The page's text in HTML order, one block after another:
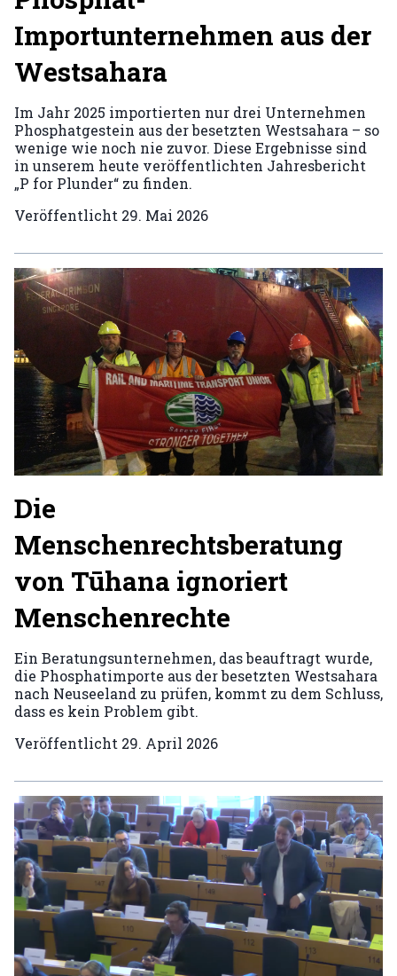
Importunternehmen aus der
Westsahara
Im Jahr 2025 importierten nur drei Unternehmen
Phosphatgestein aus der besetzten Westsahara – so
wenige wie noch nie zuvor. Diese Ergebnisse sind
in unserem heute veröffentlichten Jahresbericht
„P for Plunder“ zu finden.
Veröffentlicht 29. Mai 2026
Die
Menschenrechtsberatung
von Tūhana ignoriert
Menschenrechte
Ein Beratungsunternehmen, das beauftragt wurde,
die Phosphatimporte aus der besetzten Westsahara
nach Neuseeland zu prüfen, kommt zu dem Schluss,
dass es kein Problem gibt.
Veröffentlicht 29. April 2026